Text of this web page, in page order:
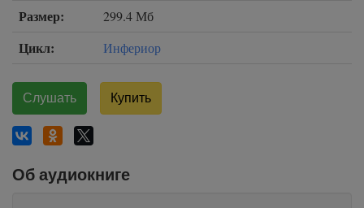
Размер: 299.4 Мб
Цикл: Инфериор
Слушать Купить
Об аудиокниге